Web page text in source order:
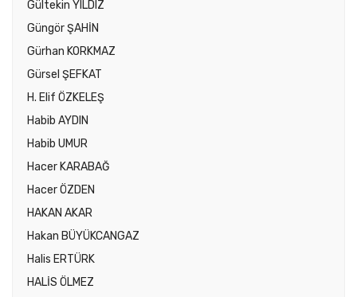
Gültekin YILDIZ
Güngör ŞAHİN
Gürhan KORKMAZ
Gürsel ŞEFKAT
H. Elif ÖZKELEŞ
Habib AYDIN
Habib UMUR
Hacer KARABAĞ
Hacer ÖZDEN
HAKAN AKAR
Hakan BÜYÜKCANGAZ
Halis ERTÜRK
HALİS ÖLMEZ